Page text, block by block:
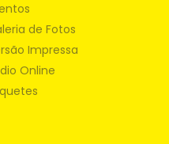
de Fotos
Impressa
Online